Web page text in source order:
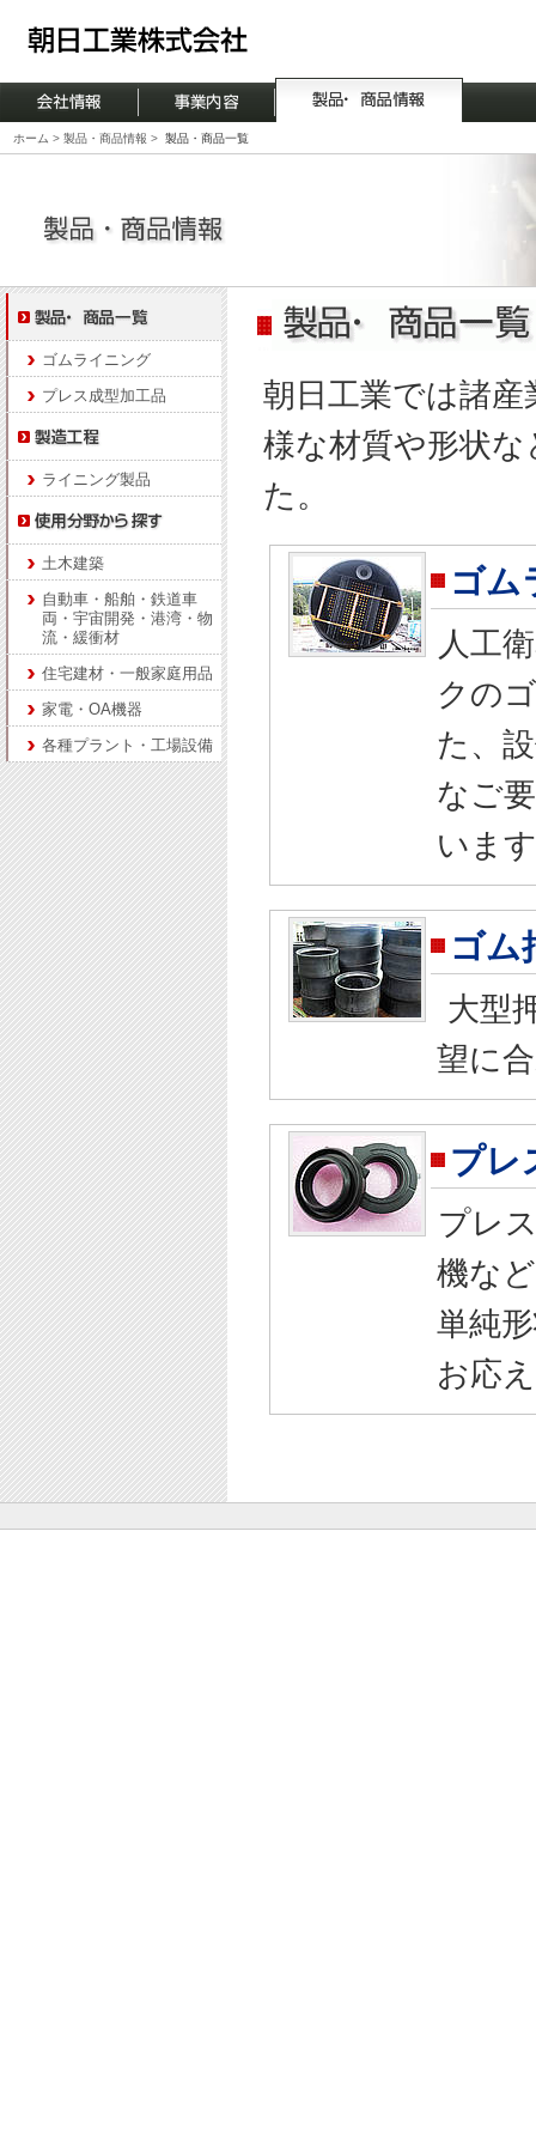
ホーム > 製品・商品情報 > 製品・商品一覧
朝日工業では諸
様な材質や形状
た。
ゴム
人工
クの
た、
なご
いま
ゴム
大型
望に
プレ
プレ
機な
単純
お応
ゴムライニング
プレス成型加工品
ライニング製品
土木建築
自動車・船舶・鉄道車
両・宇宙開発・港湾・物
流・緩衝材
住宅建材・一般家庭用品
家電・OA機器
各種プラント・工場設備